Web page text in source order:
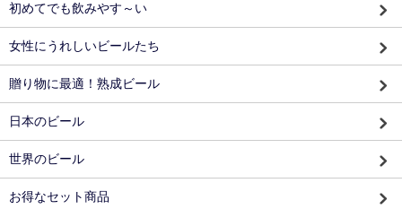
初めてでも飲みやす～い
女性にうれしいビールたち
贈り物に最適！熟成ビール
日本のビール
世界のビール
お得なセット商品